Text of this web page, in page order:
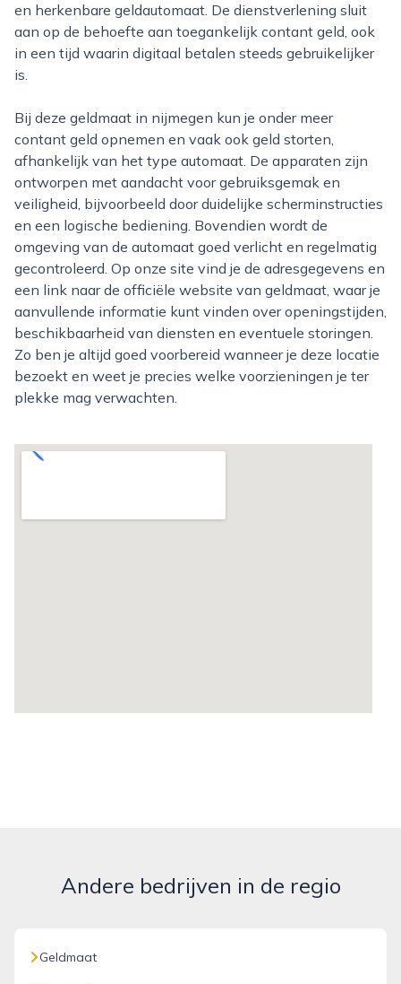
en herkenbare geldautomaat. De dienstverlening sluit
aan op de behoefte aan toegankelijk contant geld, ook
in een tijd waarin digitaal betalen steeds gebruikelijker
is.
Bij deze geldmaat in nijmegen kun je onder meer
contant geld opnemen en vaak ook geld storten,
afhankelijk van het type automaat. De apparaten zijn
ontworpen met aandacht voor gebruiksgemak en
veiligheid, bijvoorbeeld door duidelijke scherminstructies
en een logische bediening. Bovendien wordt de
omgeving van de automaat goed verlicht en regelmatig
gecontroleerd. Op onze site vind je de adresgegevens en
een link naar de officiële website van geldmaat, waar je
aanvullende informatie kunt vinden over openingstijden,
beschikbaarheid van diensten en eventuele storingen.
Zo ben je altijd goed voorbereid wanneer je deze locatie
bezoekt en weet je precies welke voorzieningen je ter
plekke mag verwachten.
Andere bedrijven in de regio
Geldmaat